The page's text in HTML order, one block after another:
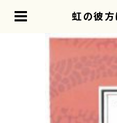
虹の彼方